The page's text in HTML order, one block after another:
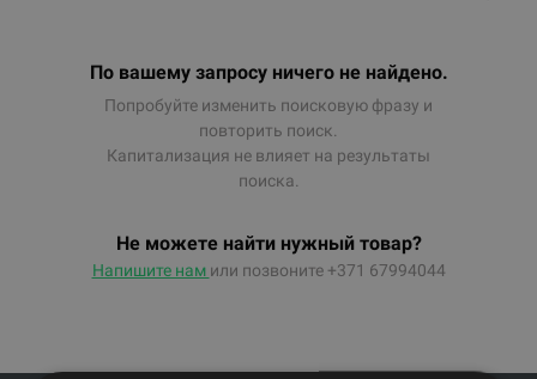
По вашему запросу ничего не найдено.
Попробуйте изменить поисковую фразу и
повторить поиск.
Капитализация не влияет на результаты
поиска.
Не можете найти нужный товар?
Напишите нам или позвоните +371 67994044